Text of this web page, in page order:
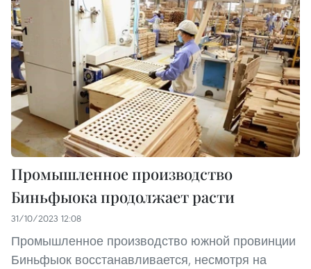
Промышленное производство
Биньфыока продолжает расти
31/10/2023 12:08
Промышленное производство южной провинции
Биньфыок восстанавливается, несмотря на